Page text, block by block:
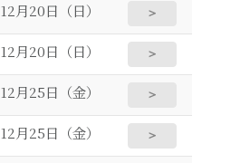
12月20日（日） ＞
12月20日（日） ＞
12月25日（金） ＞
12月25日（金） ＞